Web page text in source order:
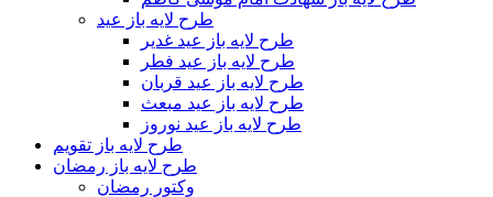
طرح لایه باز عید
طرح لایه باز عید غدیر
طرح لایه باز عید فطر
طرح لایه باز عید قربان
طرح لایه باز عید مبعث
طرح لایه باز عید نوروز
طرح لایه باز تقویم
طرح لایه باز رمضان
وکتور رمضان